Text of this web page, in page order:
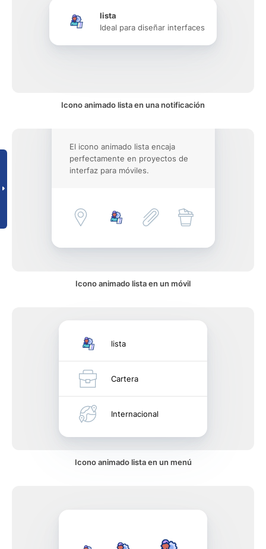
lista
Ideal para diseñar interfaces
Icono animado lista en una notificación
El icono animado lista encaja
perfectamente en proyectos de
interfaz para móviles.
Icono animado lista en un móvil
lista
Cartera
Internacional
Icono animado lista en un menú